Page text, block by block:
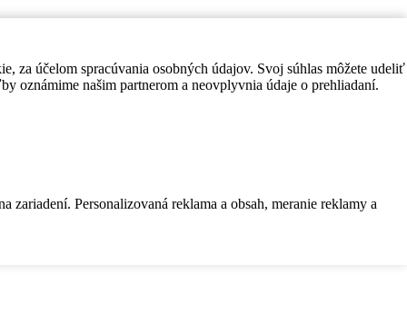
za účelom spracúvania osobných údajov. Svoj súhlas môžete udeliť
oznámime našim partnerom a neovplyvnia údaje o prehliadaní.
Personalizovaná reklama a obsah, meranie reklamy a